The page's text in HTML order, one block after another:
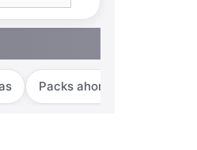
Packs ahorro